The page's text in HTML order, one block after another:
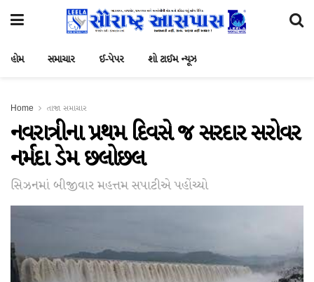
હોમ સમાચાર ઈ-પેપર શો ટાઈમ ન્યૂઝ
Home તાજા સમાચાર
નવરાત્રીના પ્રથમ દિવસે જ સરદાર સરોવર
નર્મદા ડેમ છલોછલ
સિઝનમાં બીજીવાર મહત્તમ સપાટીએ પહોંચ્યો